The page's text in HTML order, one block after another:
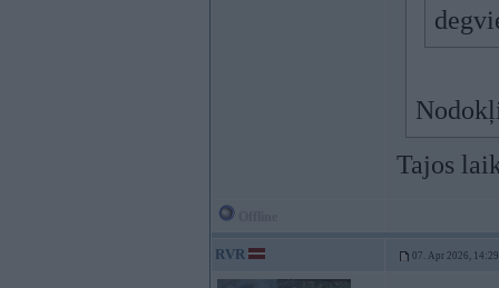
Tajos
RVR 07. Apr 2026, 14:29